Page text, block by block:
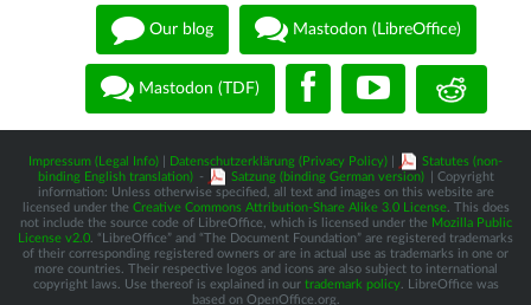
Our blog Mastodon (LibreOffice)
Mastodon (TDF)
Impressum (Legal Info) Datenschutzerklärung (Privacy Policy)
Statutes (non-
binding English translation) - Satzung (binding German version)
| Copyright
information: Unless otherwise specified, all text and images on this website are
licensed under the Creative Commons Attribution-Share Alike 3.0 License. This does
not include the source code of LibreOffice, which is licensed under the Mozilla Public
License v2.0 . “LibreOffice” and “The Document Foundation” are registered trademarks
of their corresponding registered owners or are in actual use as trademarks in one or
more countries. Their respective logos and icons are also subject to international
copyright laws. Use thereof is explained in our trademark policy. LibreOffice was
based on OpenOffice.org.